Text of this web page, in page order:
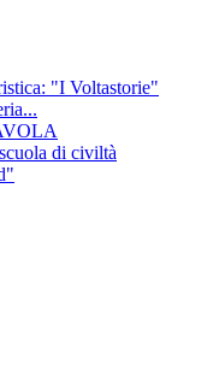
"I Voltastorie"
di civiltà